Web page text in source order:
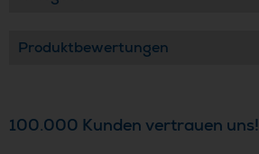
Produktbewertungen
100.000 Kunden vertrauen uns!